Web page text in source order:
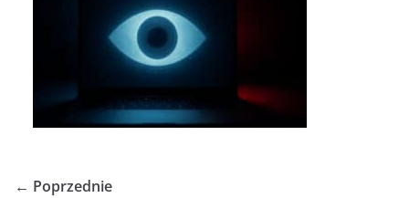
← Poprzednie